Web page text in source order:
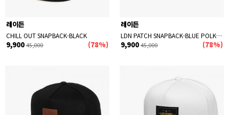
레이든
CHILL OUT SNAPBACK-BLACK
9,900 45,000 (78%)
레이든
LDN PATCH SNAPBACK-BLUE POLKA DOT
9,900 45,000 (78%)